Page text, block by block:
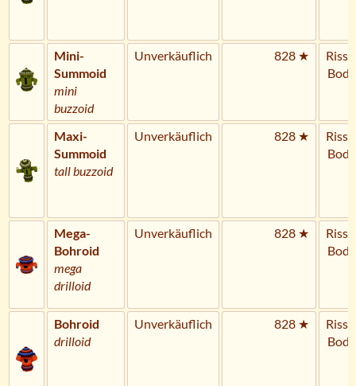
Mini-
Summoid
mini
buzzoid
Unverkäuflich 828 ★
Riss
Maxi-
Summoid
tall buzzoid
Unverkäuflich 828 ★
Riss
Mega-
Bohroid
mega
drilloid
Unverkäuflich 828 ★
Riss
Bohroid
drilloid
Unverkäuflich 828 ★
Riss